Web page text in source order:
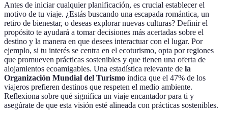
Antes de iniciar cualquier planificación, es crucial establecer el
motivo de tu viaje. ¿Estás buscando una escapada romántica, un
retiro de bienestar, o deseas explorar nuevas culturas? Definir el
propósito te ayudará a tomar decisiones más acertadas sobre el
destino y la manera en que desees interactuar con el lugar. Por
ejemplo, si tu interés se centra en el ecoturismo, opta por regiones
que promueven prácticas sostenibles y que tienen una oferta de
alojamientos ecoamigables. Una estadística relevante de la
Organización Mundial del Turismo indica que el 47% de los
viajeros prefieren destinos que respeten el medio ambiente.
Reflexiona sobre qué significa un viaje encantador para ti y
asegúrate de que esta visión esté alineada con prácticas sostenibles.